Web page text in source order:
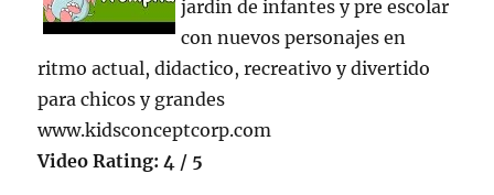
jardin de infantes y pre escolar
con nuevos personajes en
ritmo actual, didactico, recreativo y divertido
para chicos y grandes
www.kidsconceptcorp.com
Video Rating: 4 / 5